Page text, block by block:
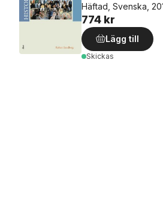
Häftad, Svenska,
774 kr
Lägg till
Skickas